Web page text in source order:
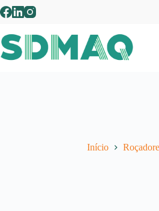
Pular
para
conteúdo
Início